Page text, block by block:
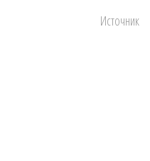
Источник